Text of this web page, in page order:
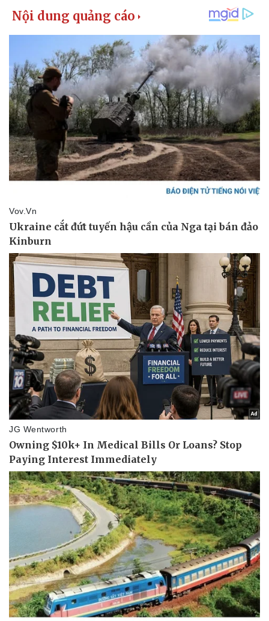
Kinh tế
Bất động sản
Khởi nghiệp
Thị trường
Giá vàng
Tiêu dùng
Tỷ giá
Chứng khoán
Giá cà phê